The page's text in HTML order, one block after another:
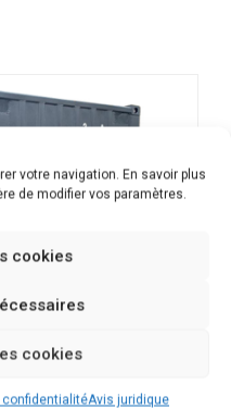
votre navigation. En savoir plus
de modifier vos paramètres.
cookies
cookies
confidentialitéAvis juridique